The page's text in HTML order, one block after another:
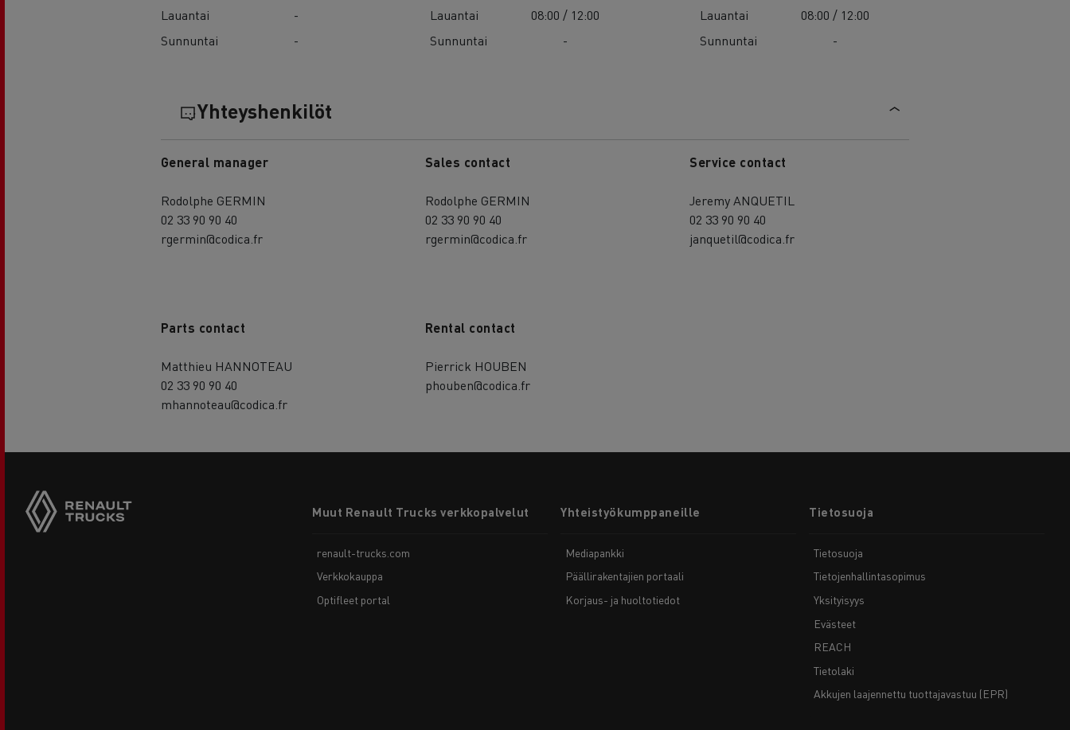
Lauantai
-
Sunnuntai
-
Lauantai
08:00 / 12:00
Sunnuntai
-
Lauantai
08:00 / 12:00
Sunnuntai
-
Yhteyshenkilöt
General manager
Rodolphe GERMIN
02 33 90 90 40
rgermin@codica.fr
Sales contact
Rodolphe GERMIN
02 33 90 90 40
rgermin@codica.fr
Service contact
Jeremy ANQUETIL
02 33 90 90 40
janquetil@codica.fr
Parts contact
Matthieu HANNOTEAU
02 33 90 90 40
mhannoteau@codica.fr
Rental contact
Pierrick HOUBEN
phouben@codica.fr
menuMuut Renault Trucks verkkopalvelut
renault-trucks.com
Verkkokauppa
Optifleet portal
Yhteistyökumppaneille
Mediapankki
Päällirakentajien portaali
Korjaus- ja huoltotiedot
Tietosuoja
Tietosuoja
Tietojenhallintasopimus
Yksityisyys
Evästeet
REACH
Tietolaki
Akkujen laajennettu tuottajavastuu (EPR)